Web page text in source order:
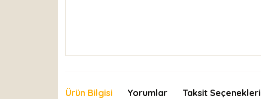
Ürün Bilgisi Yorumlar Taksit Seçenekleri